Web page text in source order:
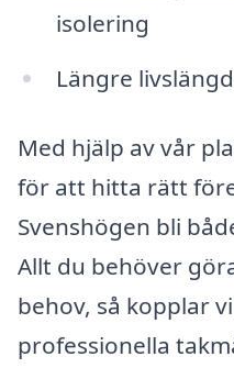
isolering
Längre
Med hjälp av vår
för att hitta rätt
Svenshögen bli
Allt du behöver
behov, så kopplar
professionella